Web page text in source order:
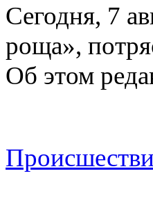
Сегодня, 7
роща»,
Об этом